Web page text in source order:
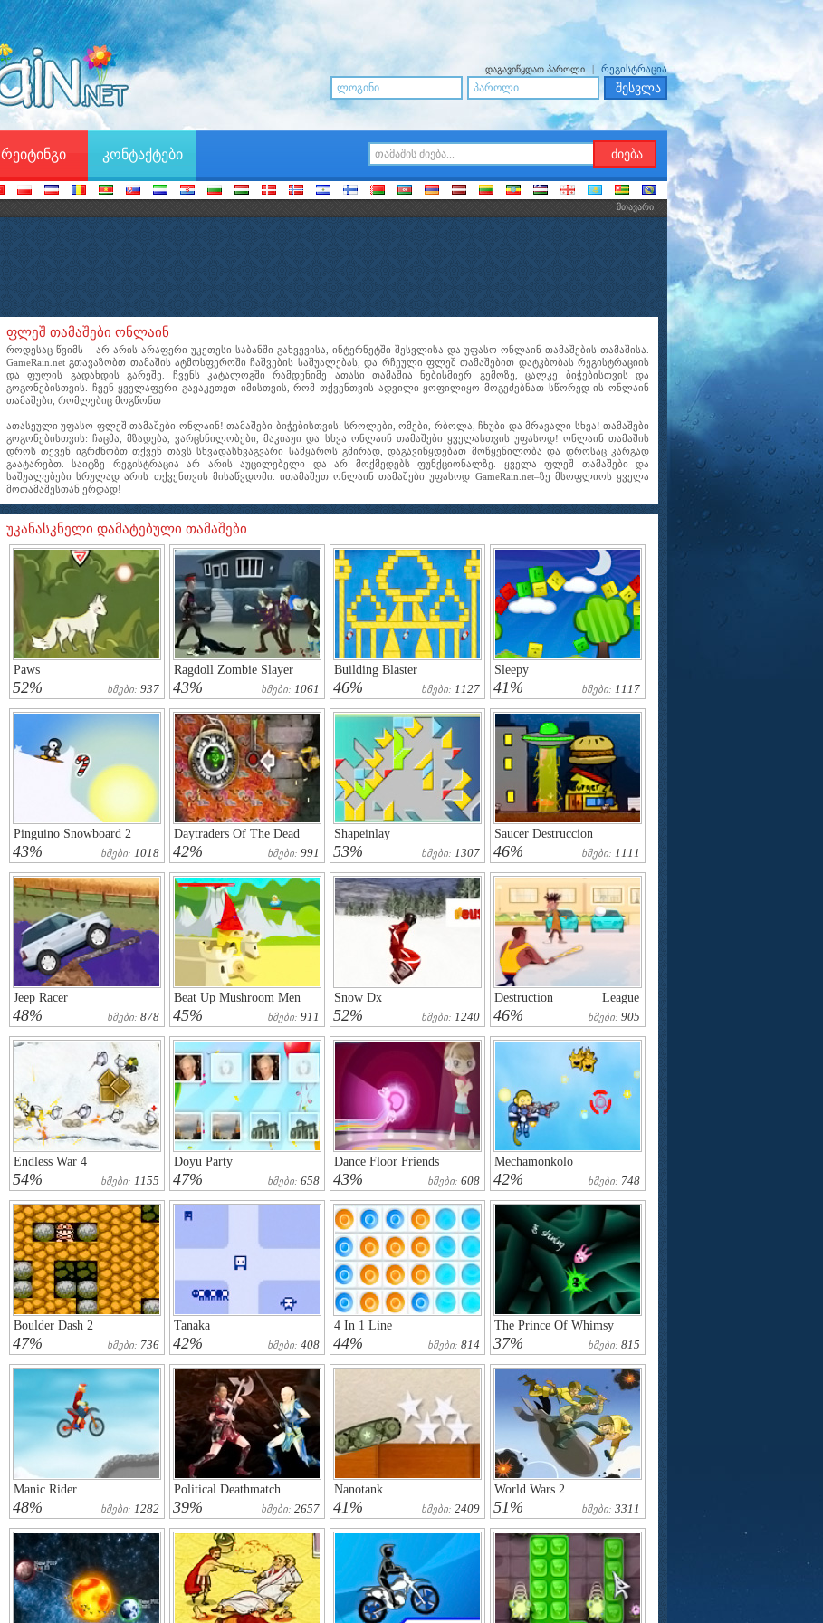
დაგავიწყდათ პაროლი | რეგისტრაცია
რეიტინგი კონტაქტები
მთავარი
ფლეშ თამაშები ონლაინ
როდესაც წვიმს – არ არის არაფერი უკეთესი საბანში გახვევისა, ინტერნეტში შესვლისა და უფასო ონლაინ თამაშების თამაშისა.
GameRain.net გთავაზობთ თამაშის ატმოსფეროში ჩაშვების საშუალებას, და რჩეული ფლეშ თამაშებით დატკბობას რეგისტრაციის
და ფულის გადახდის გარეშე. ჩვენს კატალოგში რამდენიმე ათასი თამაშია ნებისმიერ გემოზე, ცალკე ბიჭებისთვის და
გოგონებისთვის. ჩვენ ყველაფერი გავაკეთეთ იმისთვის, რომ თქვენთვის ადვილი ყოფილიყო მოგეძებნათ სწორედ ის ონლაინ
თამაშები, რომლებიც მოგწონთ
ათასეული უფასო ფლეშ თამაშები ონლაინ! თამაშები ბიჭებისთვის: სროლები, ომები, რბოლა, ჩხუბი და მრავალი სხვა! თამაშები
გოგონებისთვის: ჩაცმა, მზადება, ვარცხნილობები, მაკიაჟი და სხვა ონლაინ თამაშები ყველასთვის უფასოდ! ონლაინ თამაშის
დროს თქვენ იგრძნობთ თქვენ თავს სხვადასხვაგვარი სამყაროს გმირად, დაგავიწყდებათ მოწყენილობა და დროსაც კარგად
გაატარებთ. საიტზე რეგისტრაცია არ არის აუცილებელი და არ მოქმედებს ფუნქციონალზე. ყველა ფლეშ თამაშები და
საშუალებები სრულად არის თქვენთვის მისაწვდომი. ითამაშეთ ონლაინ თამაშები უფასოდ GameRain.net–ზე მსოფლიოს ყველა
მოთამაშესთან ერდად!
უკანასკნელი დამატებული თამაშები
Paws
52% Ხმები: 937
Ragdoll Zombie Slayer
43% Ხმები: 1061
Building Blaster
46% Ხმები: 1127
Sleepy
41% Ხმები: 1117
Pinguino Snowboard 2
43% Ხმები: 1018
Daytraders Of The Dead
42% Ხმები: 991
Shapeinlay
53% Ხმები: 1307
Saucer Destruccion
46% Ხმები: 1111
Jeep Racer
48% Ხმები: 878
Beat Up Mushroom Men
45% Ხმები: 911
Snow Dx
52% Ხმები: 1240
Destruction League
Baseball
46% Ხმები: 905
Endless War 4
54% Ხმები: 1155
Doyu Party
47% Ხმები: 658
Dance Floor Friends
43% Ხმები: 608
Mechamonkolo
42% Ხმები: 748
Boulder Dash 2
47% Ხმები: 736
Tanaka
42% Ხმები: 408
4 In 1 Line
44% Ხმები: 814
The Prince Of Whimsy
37% Ხმები: 815
Manic Rider
48% Ხმები: 1282
Political Deathmatch
39% Ხმები: 2657
Nanotank
41% Ხმები: 2409
World Wars 2
51% Ხმები: 3311